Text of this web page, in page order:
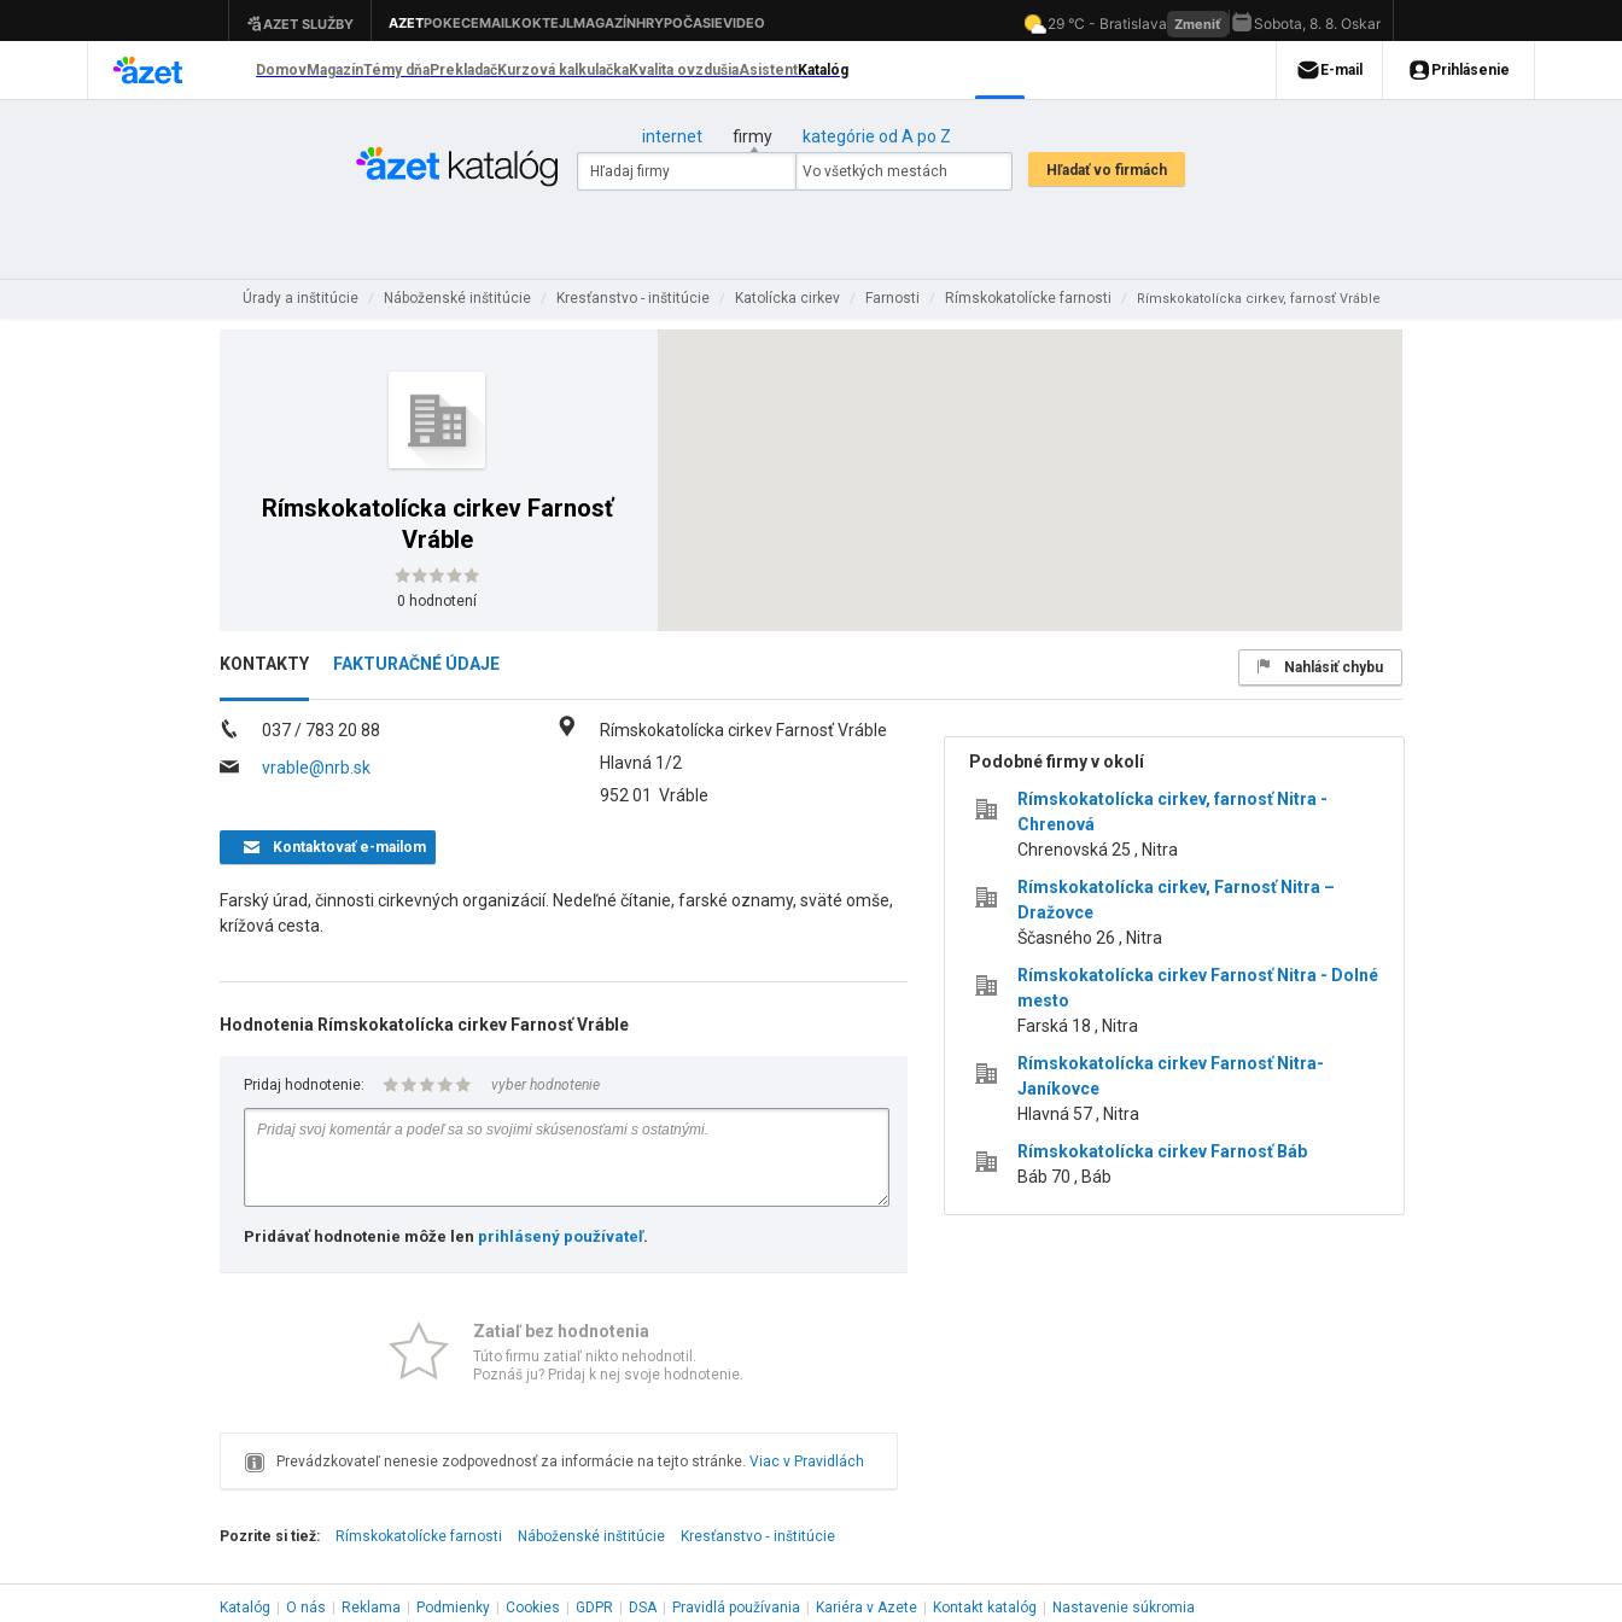
internet firmy kategórie od A po Z
Úrady a inštitúcie / Náboženské inštitúcie / Kresťanstvo - inštitúcie / Katolícka cirkev / Farnosti / Rímskokatolícke farnosti / Rímskokatolícka cirkev, farnosť Vráble
Rímskokatolícka cirkev Farnosť
Vráble
0 hodnotení
KONTAKTY FAKTURAČNÉ ÚDAJE Nahlásiť chybu
037 / 783 20 88
vrable@nrb.sk
Rímskokatolícka cirkev Farnosť Vráble
Hlavná 1/2
952 01 Vráble
Kontaktovaťe-mailom
Farský úrad, činnosti cirkevných organizácií. Nedeľné čítanie, farské oznamy, sväté omše,
krížová cesta.
Hodnotenia Rímskokatolícka cirkev Farnosť Vráble
Pridaj hodnotenie: vyber hodnotenie
Pridávať hodnotenie môže len prihlásený používateľ.
Zatiaľ bez hodnotenia
Túto firmu zatiaľ nikto nehodnotil.
Poznáš ju? Pridaj k nej svoje hodnotenie.
Prevádzkovateľ nenesie zodpovednosť za informácie na tejto stránke. Viac v Pravidlách
Podobné firmy v okolí
Rímskokatolícka cirkev, farnosť Nitra -
Chrenová
Chrenovská 25 , Nitra
Rímskokatolícka cirkev, Farnosť Nitra –
Dražovce
Ščasného 26 , Nitra
Rímskokatolícka cirkev Farnosť Nitra - Dolné
mesto
Farská 18 , Nitra
Rímskokatolícka cirkev Farnosť Nitra-
Janíkovce
Hlavná 57 , Nitra
Rímskokatolícka cirkev Farnosť Báb
Báb 70 , Báb
Pozrite si tiež: Rímskokatolícke farnosti Náboženské inštitúcie Kresťanstvo ‑ inštitúcie
Katalóg O nás Reklama Podmienky Cookies GDPR DSA Pravidlá používania Kariéra v Azete Kontakt katalóg
Nastavenie súkromia